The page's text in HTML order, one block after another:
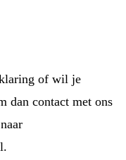
of wil je
dan contact met ons